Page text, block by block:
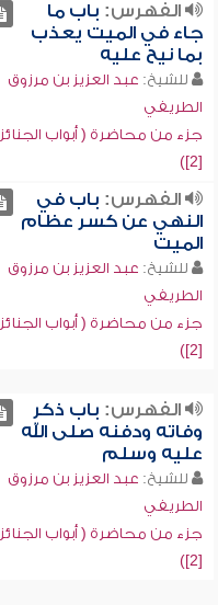
الفهرس: باب ما
جاء في الميت يعذب
بما نيح عليه
للشيخ: عبد العزيز بن مرزوق
الطريفي
جزء من محاضرة ( أبواب الجنائز
[2])
الفهرس: باب في
النهي عن كسر عظام
الميت
للشيخ: عبد العزيز بن مرزوق
الطريفي
جزء من محاضرة ( أبواب الجنائز
[2])
الفهرس: باب ذكر
وفاته ودفنه صلى الله
عليه وسلم
للشيخ: عبد العزيز بن مرزوق
الطريفي
جزء من محاضرة ( أبواب الجنائز
[2])